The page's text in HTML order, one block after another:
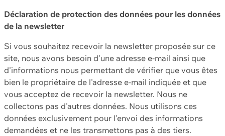
Déclaration de protection des données pour les données
de la newsletter
Si vous souhaitez recevoir la newsletter proposée sur ce
site, nous avons besoin d'une adresse e-mail ainsi que
d'informations nous permettant de vérifier que vous êtes
bien le propriétaire de l'adresse e-mail indiquée et que
vous acceptez de recevoir la newsletter. Nous ne
collectons pas d'autres données. Nous utilisons ces
données exclusivement pour l'envoi des informations
demandées et ne les transmettons pas à des tiers.